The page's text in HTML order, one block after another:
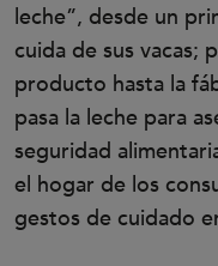
leche”, desde un
cuida de sus vacas;
producto hasta la
pasa la leche para
seguridad
el hogar de los
gestos de cuidado